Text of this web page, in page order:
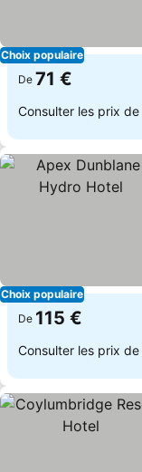
Choix populaire
De 71 €
Consulter les prix de
Choix populaire
De 115 €
Consulter les prix de